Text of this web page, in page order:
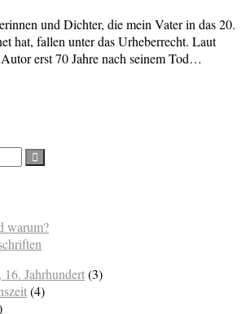
und Dichter, die mein Vater in das 20.
hat, fallen unter das Urheberrecht. Laut
erst 70 Jahre nach seinem Tod…
warum?
Jahrhundert(3)
(4)